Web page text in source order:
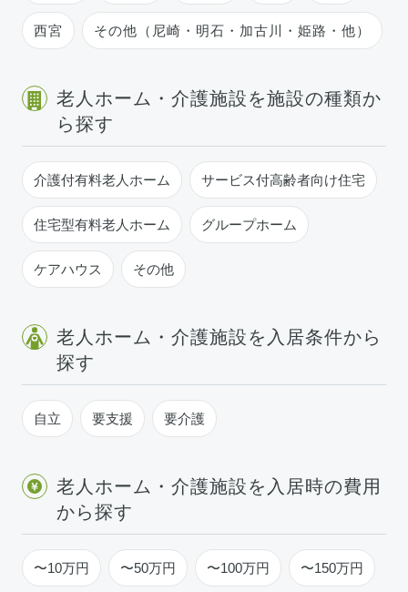
西宮 その他（尼崎・明石・加古川・姫路・他）
老人ホーム・介護施設を施設の種類か
ら探す
介護付有料老人ホーム サービス付高齢者向け住宅
住宅型有料老人ホーム グループホーム
ケアハウス その他
老人ホーム・介護施設を入居条件から
探す
自立 要支援 要介護
老人ホーム・介護施設を入居時の費用
から探す
〜10万円 〜50万円 〜100万円 〜150万円